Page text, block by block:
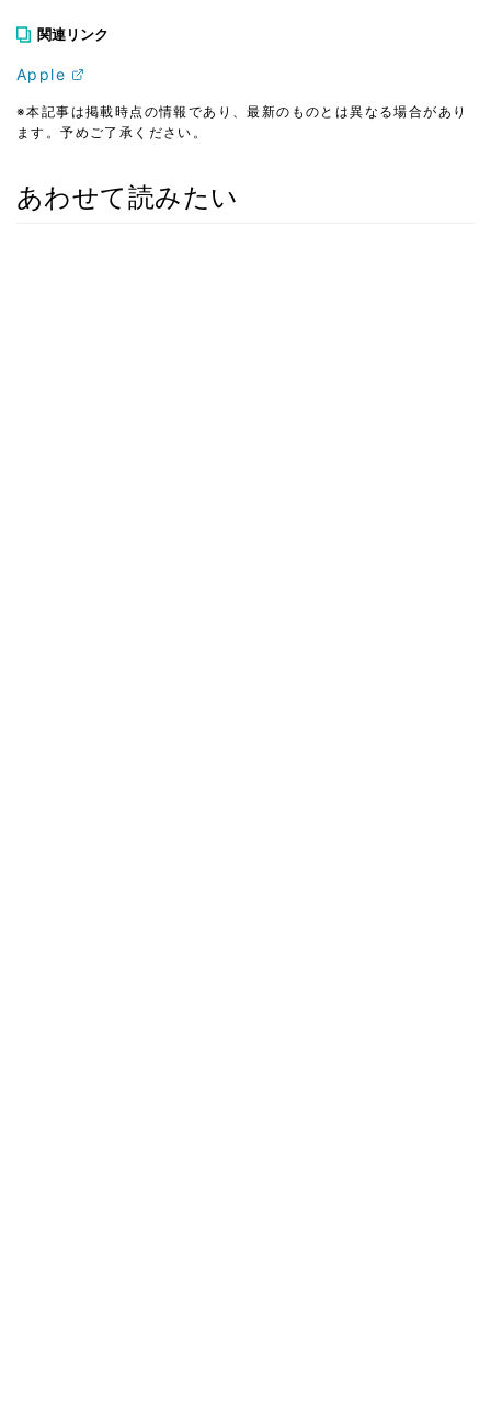
関連リンク
Apple
※本記事は掲載時点の情報であり、最新のものとは異なる場合があり
ます。予めご了承ください。
あわせて読みたい